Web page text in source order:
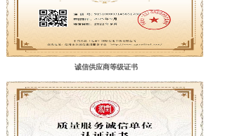
诚信供应商等级证书